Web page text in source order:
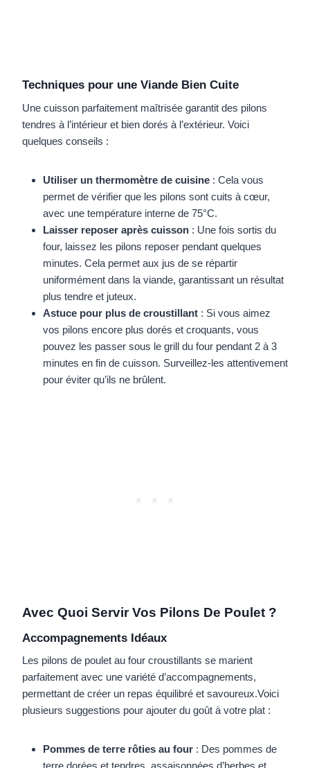
Techniques pour une Viande Bien Cuite
Une cuisson parfaitement maîtrisée garantit des pilons
tendres à l’intérieur et bien dorés à l’extérieur. Voici
quelques conseils :
Utiliser un thermomètre de cuisine : Cela vous
permet de vérifier que les pilons sont cuits à cœur,
avec une température interne de 75°C.
Laisser reposer après cuisson : Une fois sortis du
four, laissez les pilons reposer pendant quelques
minutes. Cela permet aux jus de se répartir
uniformément dans la viande, garantissant un résultat
plus tendre et juteux.
Astuce pour plus de croustillant : Si vous aimez
vos pilons encore plus dorés et croquants, vous
pouvez les passer sous le grill du four pendant 2 à 3
minutes en fin de cuisson. Surveillez-les attentivement
pour éviter qu’ils ne brûlent.
Avec Quoi Servir Vos Pilons De Poulet ?
Accompagnements Idéaux
Les pilons de poulet au four croustillants se marient
parfaitement avec une variété d’accompagnements,
permettant de créer un repas équilibré et savoureux.Voici
plusieurs suggestions pour ajouter du goût à votre plat :
Pommes de terre rôties au four : Des pommes de